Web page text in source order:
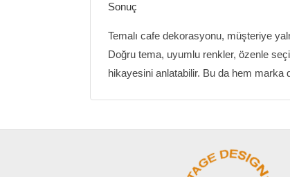
Sonuç
Temalı cafe dekorasyonu, müşteriye
Doğru tema, uyumlu renkler, özenle
hikayesini anlatabilir. Bu da hem marka